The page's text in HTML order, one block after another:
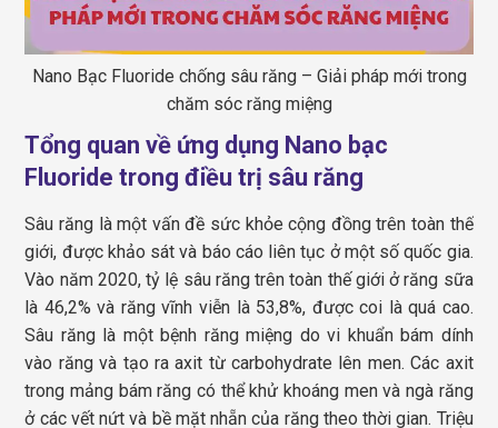
Nano Bạc Fluoride chống sâu răng – Giải pháp mới trong
chăm sóc răng miệng
Tổng quan về ứng dụng Nano bạc
Fluoride trong điều trị sâu răng
Sâu răng là một vấn đề sức khỏe cộng đồng trên toàn thế
giới, được khảo sát và báo cáo liên tục ở một số quốc gia.
Vào năm 2020, tỷ lệ sâu răng trên toàn thế giới ở răng sữa
là 46,2% và răng vĩnh viễn là 53,8%, được coi là quá cao.
Sâu răng là một bệnh răng miệng do vi khuẩn bám dính
vào răng và tạo ra axit từ carbohydrate lên men. Các axit
trong mảng bám răng có thể khử khoáng men và ngà răng
ở các vết nứt và bề mặt nhẵn của răng theo thời gian. Triệu